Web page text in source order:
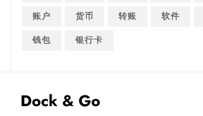
账户
货币 转账 软件
钱包
银行卡